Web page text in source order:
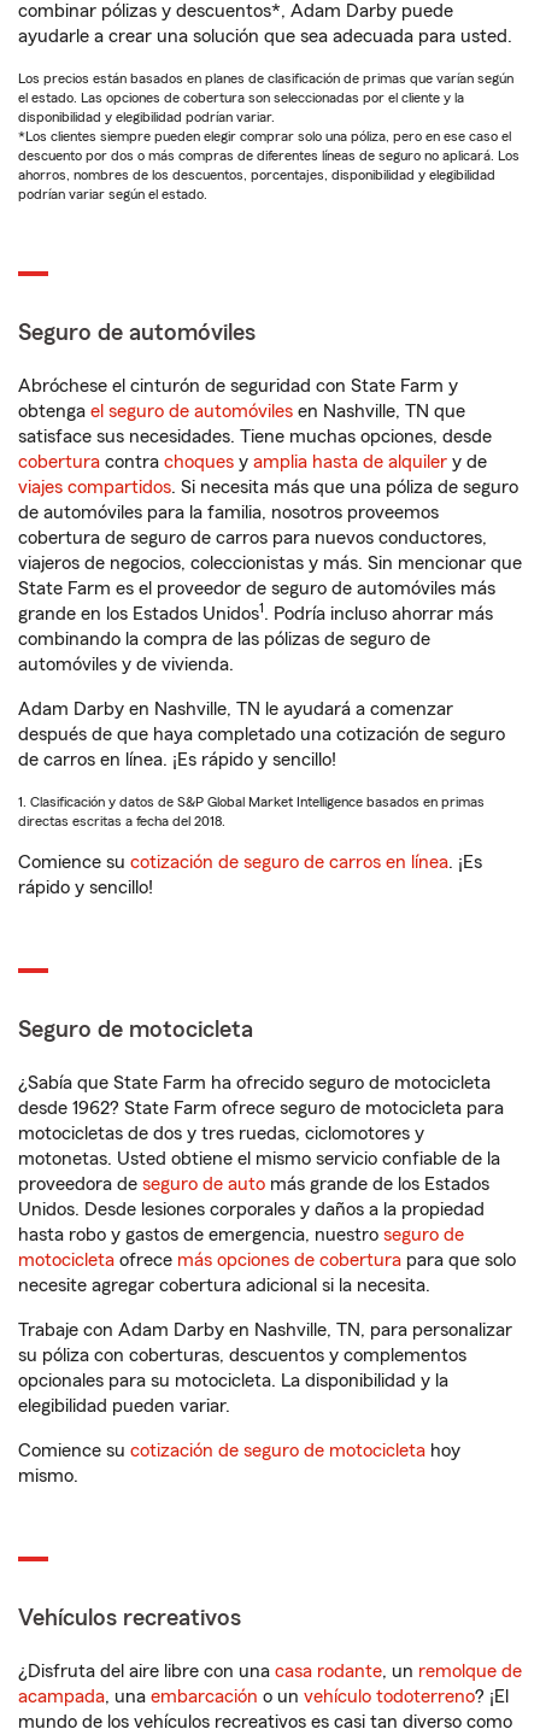
combinar pólizas y descuentos*, Adam Darby puede
ayudarle a crear una solución que sea adecuada para usted.
Los precios están basados en planes de clasificación de primas que varían según
el estado. Las opciones de cobertura son seleccionadas por el cliente y la
disponibilidad y elegibilidad podrían variar.
*Los clientes siempre pueden elegir comprar solo una póliza, pero en ese caso el
descuento por dos o más compras de diferentes líneas de seguro no aplicará. Los
ahorros, nombres de los descuentos, porcentajes, disponibilidad y elegibilidad
podrían variar según el estado.
Seguro de automóviles
Abróchese el cinturón de seguridad con State Farm y
obtenga el seguro de automóviles en Nashville, TN que
satisface sus necesidades. Tiene muchas opciones, desde
cobertura contra choques y amplia hasta de alquiler y de
viajes compartidos. Si necesita más que una póliza de seguro
de automóviles para la familia, nosotros proveemos
cobertura de seguro de carros para nuevos conductores,
viajeros de negocios, coleccionistas y más. Sin mencionar que
State Farm es el proveedor de seguro de automóviles más
grande en los Estados Unidos1. Podría incluso ahorrar más
combinando la compra de las pólizas de seguro de
automóviles y de vivienda.
Adam Darby en Nashville, TN le ayudará a comenzar
después de que haya completado una cotización de seguro
de carros en línea. ¡Es rápido y sencillo!
1. Clasificación y datos de S&P Global Market Intelligence basados en primas
directas escritas a fecha del 2018.
Comience su cotización de seguro de carros en línea. ¡Es
rápido y sencillo!
Seguro de motocicleta
¿Sabía que State Farm ha ofrecido seguro de motocicleta
desde 1962? State Farm ofrece seguro de motocicleta para
motocicletas de dos y tres ruedas, ciclomotores y
motonetas. Usted obtiene el mismo servicio confiable de la
proveedora de seguro de auto más grande de los Estados
Unidos. Desde lesiones corporales y daños a la propiedad
hasta robo y gastos de emergencia, nuestro seguro de
motocicleta ofrece más opciones de cobertura para que solo
necesite agregar cobertura adicional si la necesita.
Trabaje con Adam Darby en Nashville, TN, para personalizar
su póliza con coberturas, descuentos y complementos
opcionales para su motocicleta. La disponibilidad y la
elegibilidad pueden variar.
Comience su cotización de seguro de motocicleta hoy
mismo.
Vehículos recreativos
¿Disfruta del aire libre con una casa rodante, un remolque de
acampada, una embarcación o un vehículo todoterreno? ¡El
mundo de los vehículos recreativos es casi tan diverso como